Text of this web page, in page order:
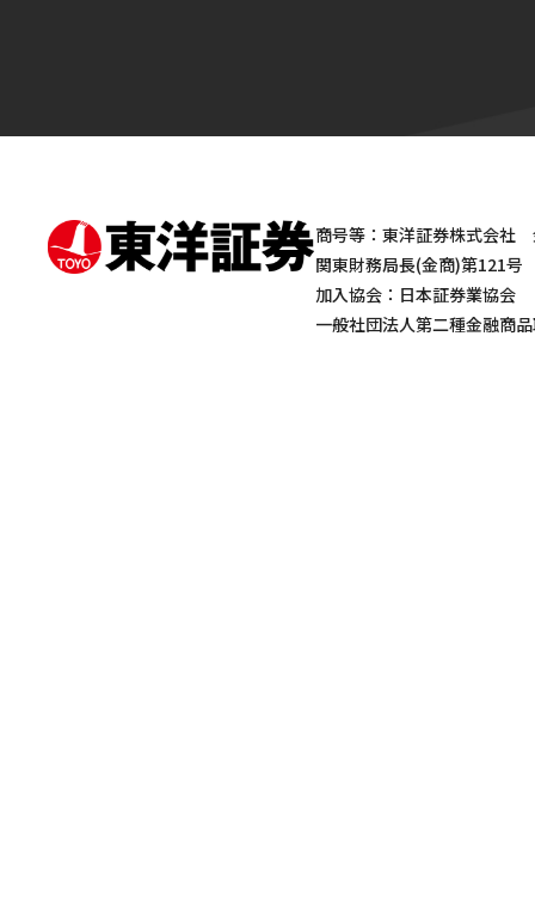
商号等：東洋証券株式会社
関東財務局長(金商)第121号
加入協会：日本証券業協会
一般社団法人第二種金融商